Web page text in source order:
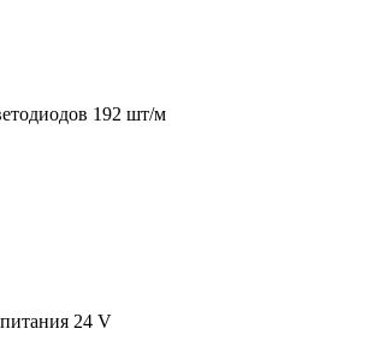
192 шт/м
24 V